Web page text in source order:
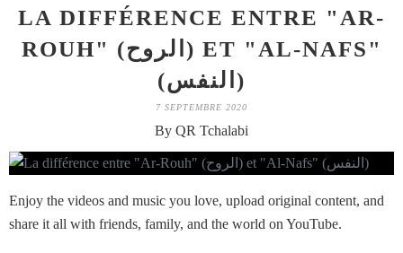
LA DIFFÉRENCE ENTRE "AR-
ROUH" (الروح) ET "AL-NAFS"
(النفس)
7 SEPTEMBRE 2020
By QR Tchalabi
Enjoy the videos and music you love, upload original content, and
share it all with friends, family, and the world on YouTube.